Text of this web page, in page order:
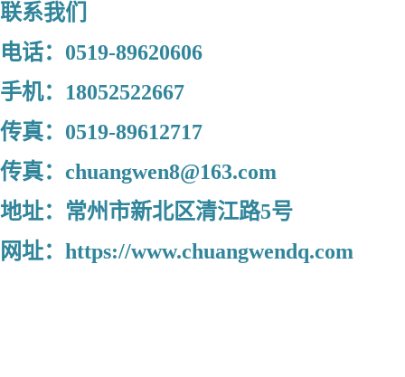
联系我们
电话：0519-89620606
手机：18052522667
传真：0519-89612717
传真：chuangwen8@163.com
地址：常州市新北区清江路5号
网址：https://www.chuangwendq.com